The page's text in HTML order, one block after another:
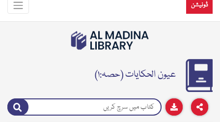
ڈونیشن
عیون الحکایات (حصہ:۱)